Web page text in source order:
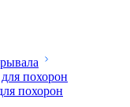
похорон
похорон